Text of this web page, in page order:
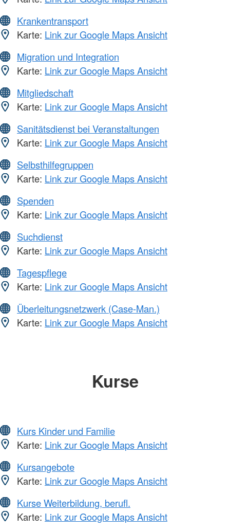
Krankentransport
Karte: Link zur Google Maps Ansicht
Migration und Integration
Karte: Link zur Google Maps Ansicht
Mitgliedschaft
Karte: Link zur Google Maps Ansicht
Sanitätsdienst bei Veranstaltungen
Karte: Link zur Google Maps Ansicht
Selbsthilfegruppen
Karte: Link zur Google Maps Ansicht
Spenden
Karte: Link zur Google Maps Ansicht
Suchdienst
Karte: Link zur Google Maps Ansicht
Tagespflege
Karte: Link zur Google Maps Ansicht
Überleitungsnetzwerk (Case-Man.)
Karte: Link zur Google Maps Ansicht
Kurse
Kurs Kinder und Familie
Karte: Link zur Google Maps Ansicht
Kursangebote
Karte: Link zur Google Maps Ansicht
Kurse Weiterbildung, berufl.
Karte: Link zur Google Maps Ansicht